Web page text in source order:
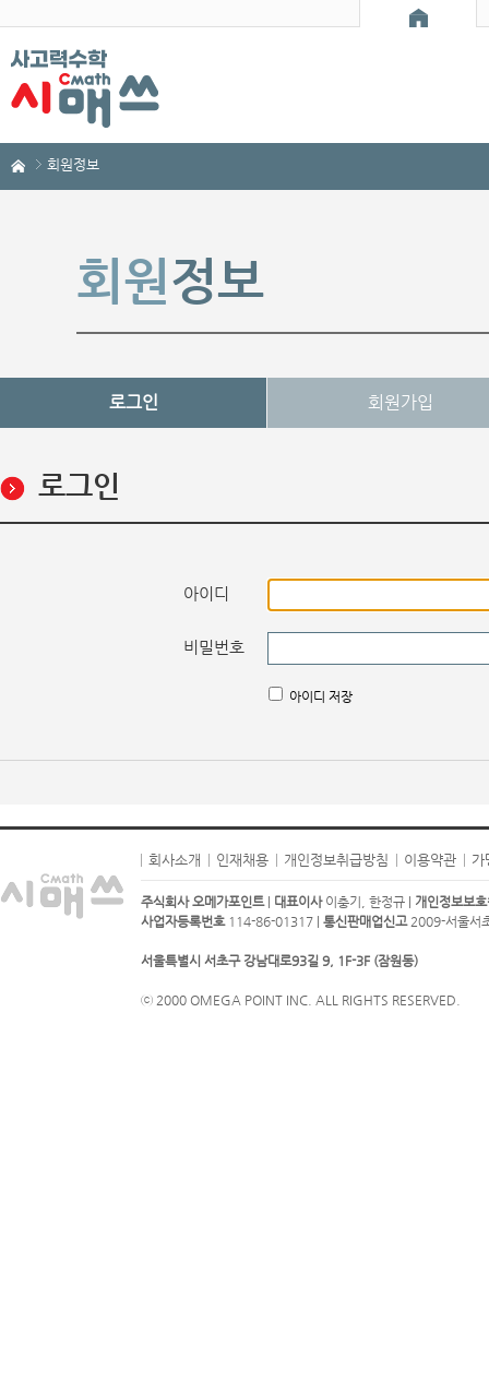
회원정보
회원정보
로그인 회원가입
로그인
아이디
비밀번호
아이디 저장
회사소개 인재채용 개인정보취급방침 이용약관 가
주식회사 오메가포인트| 대표이사이충기, 한정규 | 개인정보보
사업자등록번호114-86-01317 | 통신판매업신고2009-서울서
서울특별시 서초구 강남대로93길 9, 1F-3F (잠원동)
ⓒ 2000 OMEGA POINT INC. ALL RIGHTS RESERVED.